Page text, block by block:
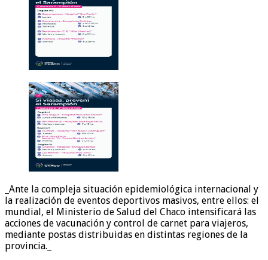
_Ante la compleja situación epidemiológica internacional y
la realización de eventos deportivos masivos, entre ellos: el
mundial, el Ministerio de Salud del Chaco intensificará las
acciones de vacunación y control de carnet para viajeros,
mediante postas distribuidas en distintas regiones de la
provincia._